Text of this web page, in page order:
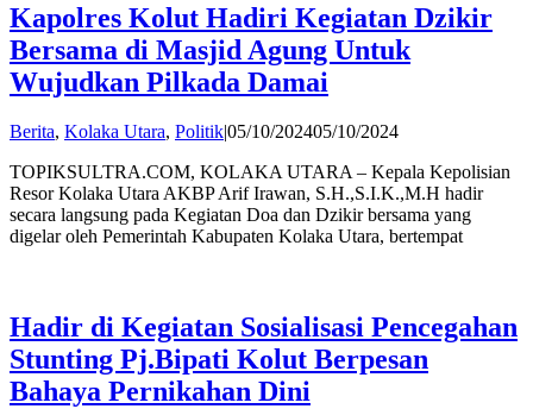
Kapolres Kolut Hadiri Kegiatan Dzikir
Bersama di Masjid Agung Untuk
Wujudkan Pilkada Damai
Berita, Kolaka Utara, Politik05/10/202405/10/2024by
Hatta
TOPIKSULTRA.COM, KOLAKA UTARA – Kepala Kepolisian
Resor Kolaka Utara AKBP Arif Irawan, S.H.,S.I.K.,M.H hadir
secara langsung pada Kegiatan Doa dan Dzikir bersama yang
digelar oleh Pemerintah Kabupaten Kolaka Utara, bertempat
Hadir di Kegiatan Sosialisasi Pencegahan
Stunting Pj.Bipati Kolut Berpesan
Bahaya Pernikahan Dini